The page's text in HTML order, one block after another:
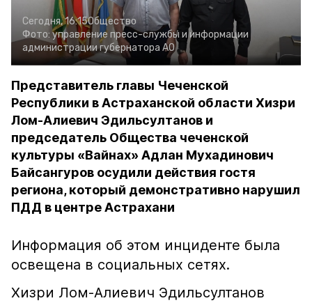
Сегодня, 16:15Общество
Фото: управление пресс-службы и информации
администрации губернатора АО
Представитель главы Чеченской
Республики в Астраханской области Хизри
Лом-Алиевич Эдильсултанов и
председатель Общества чеченской
культуры «Вайнах» Адлан Мухадинович
Байсангуров осудили действия гостя
региона, который демонстративно нарушил
ПДД в центре Астрахани
Информация об этом инциденте была
освещена в социальных сетях.
Хизри Лом-Алиевич Эдильсултанов